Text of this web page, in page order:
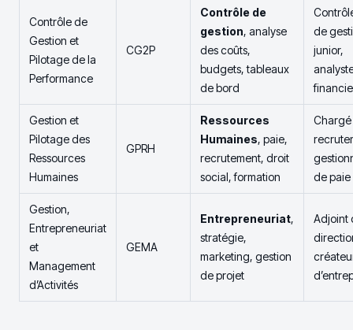
Contrôle de
Gestion et
Pilotage de la
Performance
CG2P
Contrôle de
gestion, analyse
des coûts,
budgets, tableaux
de bord
de
junior,
Gestion et
Pilotage des
Ressources
Humaines
GPRH
Ressources
Humaines, paie,
recrutement, droit
social, formation
de paie
Gestion,
Entrepreneuriat
et
Management
d’Activités
GEMA
Entrepreneuriat,
stratégie,
marketing, gestion
de projet
Adjoint